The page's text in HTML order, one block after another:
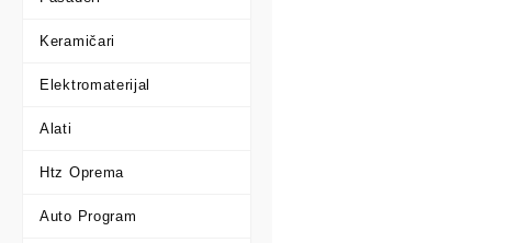
Keramičari
Elektromaterijal
Alati
Htz Oprema
Auto Program